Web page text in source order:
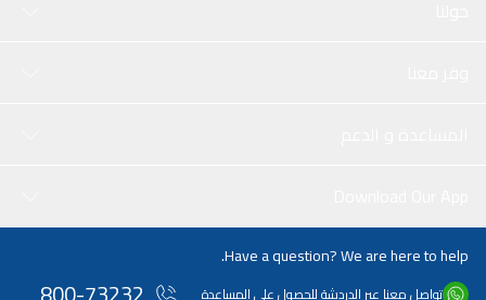
Have a question? We are here to help.
تواصل معنا عبر الدردشة للحصول على المساعدة